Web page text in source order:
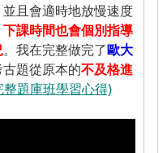
且會適時地放慢速度
下課時間也會個別指導
。我在完整做完了 歐大
題從原本的不及格進
整題庫班學習心得)